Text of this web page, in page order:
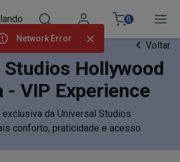
0
Voltar
Hollywood
- VIP Experience
da Universal Studios
conforto, praticidade e acesso
Network Error